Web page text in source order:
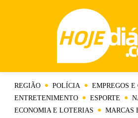
REGIÃO POLÍCIA
EMPREGOS E
ENTRETENIMENTO
ESPORTE
ECONOMIA E LOTERIAS
MARCAS